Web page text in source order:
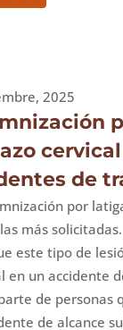
2025
de
por
más
este tipo de
en un accidente
de personas
de alcance